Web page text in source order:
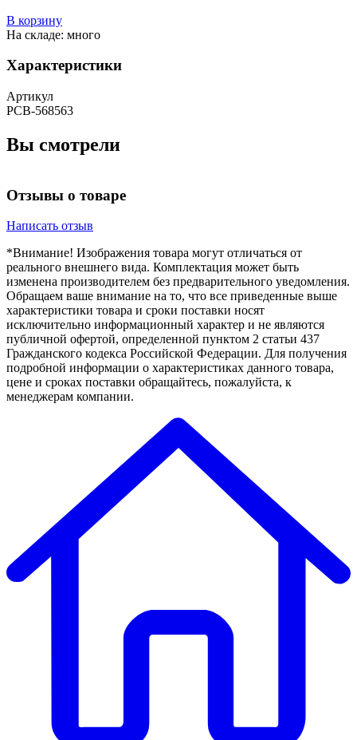
В корзину
На складе: много
Характеристики
Артикул
РСВ-568563
Вы смотрели
Отзывы о товаре
Написать отзыв
*Внимание! Изображения товара могут отличаться от
реального внешнего вида. Комплектация может быть
изменена производителем без предварительного уведомления.
Обращаем ваше внимание на то, что все приведенные выше
характеристики товара и сроки поставки носят
исключительно информационный характер и не являются
публичной офертой, определенной пунктом 2 статьи 437
Гражданского кодекса Российской Федерации. Для получения
подробной информации о характеристиках данного товара,
цене и сроках поставки обращайтесь, пожалуйста, к
менеджерам компании.